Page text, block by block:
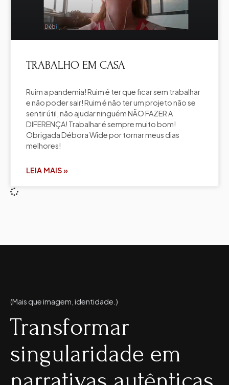
TRABALHO EM CASA
Ruim a pandemia! Ruim é ter que ficar sem trabalhar
e não poder sair! Ruim é não ter um projeto não se
sentir útil, não ajudar ninguém NÃO FAZER A
DIFERENÇA! Trabalhar é sempre muito bom!
Obrigada Débora Wide por tornar meus dias
melhores!
LEIA MAIS »
(Mais que imagem, identidade.)
Transformar
singularidade em